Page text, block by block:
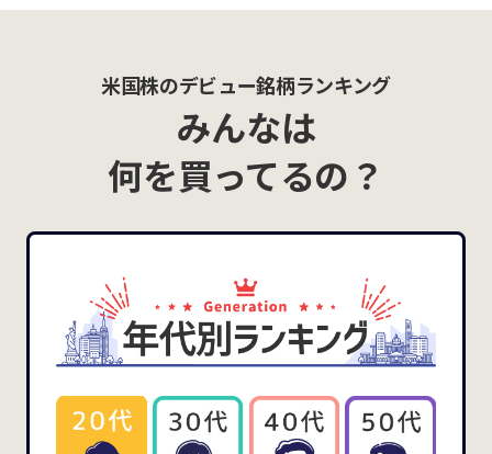
米国株のデビュー銘柄ランキング
みんなは
何を買ってるの？